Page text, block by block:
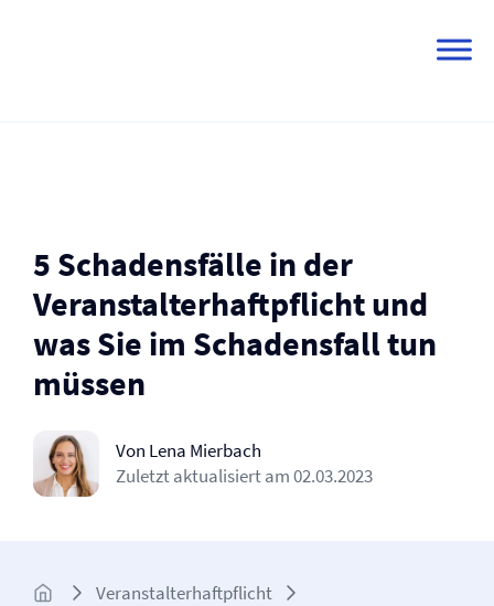
5 Schadensfälle in der
Veranstalter­haftpflicht und
was Sie im Schadensfall tun
müssen
Von Lena Mierbach
Zuletzt aktualisiert am02.03.2023
Veranstalter­­haftpflicht